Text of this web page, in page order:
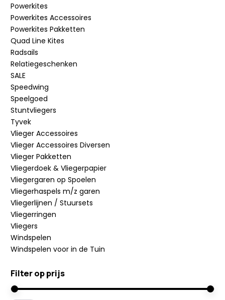
Powerkites
Powerkites Accessoires
Powerkites Pakketten
Quad Line Kites
Radsails
Relatiegeschenken
SALE
Speedwing
Speelgoed
Stuntvliegers
Tyvek
Vlieger Accessoires
Vlieger Accessoires Diversen
Vlieger Pakketten
Vliegerdoek & Vliegerpapier
Vliegergaren op Spoelen
Vliegerhaspels m/z garen
Vliegerlijnen / Stuursets
Vliegerringen
Vliegers
Windspelen
Windspelen voor in de Tuin
Filter op prijs